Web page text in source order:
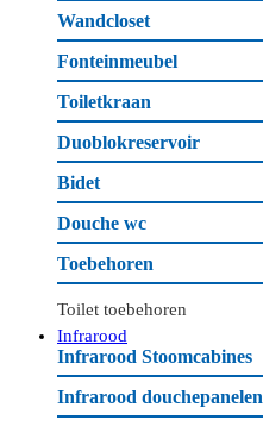
Wandcloset
Fonteinmeubel
Toiletkraan
Duoblokreservoir
Bidet
Douche wc
Toebehoren
Toilet toebehoren
Infrarood
Infrarood Stoomcabines
Infrarood douchepanelen